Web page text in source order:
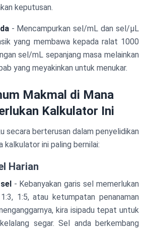
keputusan.
- Mencampurkan sel/mL dan sel/μL
yang membawa kepada ralat 1000
sel/mL sepanjang masa melainkan
yang meyakinkan untuk menukar.
Makmal di Mana
Kalkulator Ini
secara berterusan dalam penyelidikan
kalkulator ini paling bernilai:
Harian
- Kebanyakan garis sel memerlukan
1:5, atau ketumpatan penanaman
kira isipadu tepat untuk
segar. Sel anda berkembang